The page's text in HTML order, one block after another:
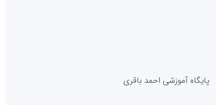
پایگاه آموزشی احمد باقری